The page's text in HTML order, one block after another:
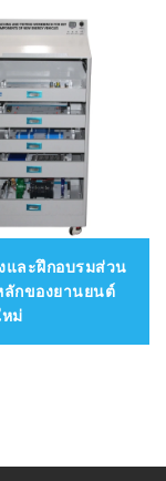
และฝึกอบรมส่วน
ลักของยานยนต์
ม่